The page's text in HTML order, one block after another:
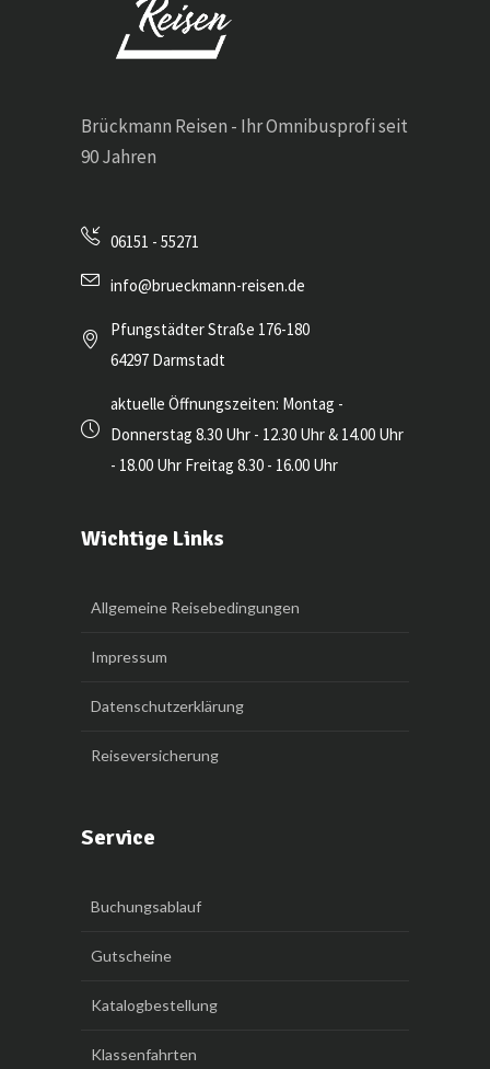
Brückmann Reisen - Ihr Omnibusprofi seit
90 Jahren
06151 - 55271
info@brueckmann-reisen.de
Pfungstädter Straße 176-180
64297 Darmstadt
aktuelle Öffnungszeiten: Montag -
Donnerstag 8.30 Uhr - 12.30 Uhr & 14.00 Uhr
- 18.00 Uhr Freitag 8.30 - 16.00 Uhr
Wichtige Links
Allgemeine Reisebedingungen
Impressum
Datenschutzerklärung
Reiseversicherung
Service
Buchungsablauf
Gutscheine
Katalogbestellung
Klassenfahrten